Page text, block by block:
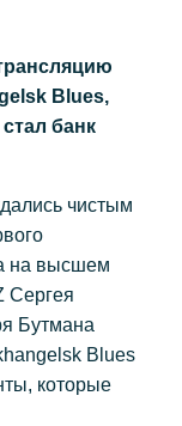
Blues,
банк
чистым
на высшем
Сергея
Бутмана
Blues
которые